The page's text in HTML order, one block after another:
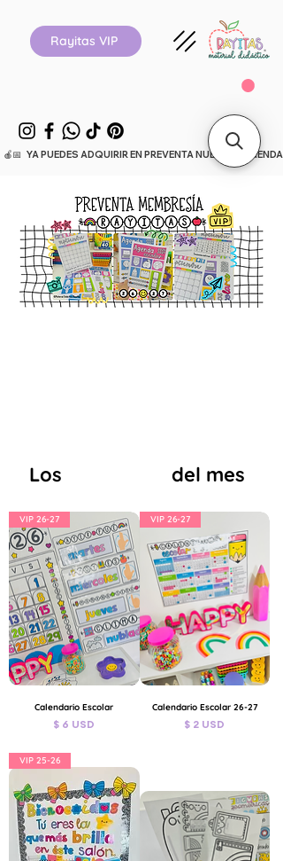
Rayitas VIP
🍎📅   YA PUEDES ADQUIRIR EN PREVENTA NUESTRA
VIP 26-27
Calendario Escolar
Precio
$ 6 USD
VIP 26-27
Calendario Escolar 26-27
Precio
$ 2 USD
VIP 25-26
Los del mes